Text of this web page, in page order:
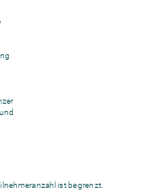
ist begrenzt.